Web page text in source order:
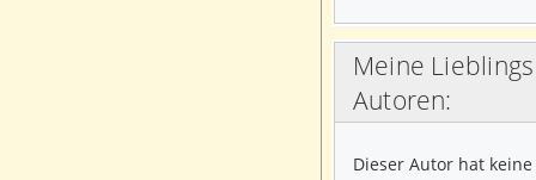
Meine Lieblings Webstories-User und
Autoren:
Dieser Autor hat